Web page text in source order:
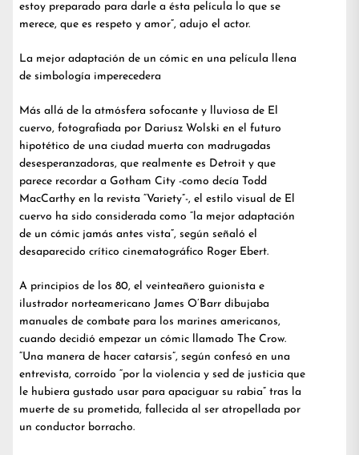
estoy preparado para darle a ésta película lo que se
merece, que es respeto y amor”, adujo el actor.
La mejor adaptación de un cómic en una película llena
de simbología imperecedera
Más allá de la atmósfera sofocante y lluviosa de El
cuervo, fotografiada por Dariusz Wolski en el futuro
hipotético de una ciudad muerta con madrugadas
desesperanzadoras, que realmente es Detroit y que
parece recordar a Gotham City -como decía Todd
MacCarthy en la revista “Variety”-, el estilo visual de El
cuervo ha sido considerada como “la mejor adaptación
de un cómic jamás antes vista”, según señaló el
desaparecido crítico cinematográfico Roger Ebert.
A principios de los 80, el veinteañero guionista e
ilustrador norteamericano James O’Barr dibujaba
manuales de combate para los marines americanos,
cuando decidió empezar un cómic llamado The Crow.
“Una manera de hacer catarsis”, según confesó en una
entrevista, corroído “por la violencia y sed de justicia que
le hubiera gustado usar para apaciguar su rabia” tras la
muerte de su prometida, fallecida al ser atropellada por
un conductor borracho.